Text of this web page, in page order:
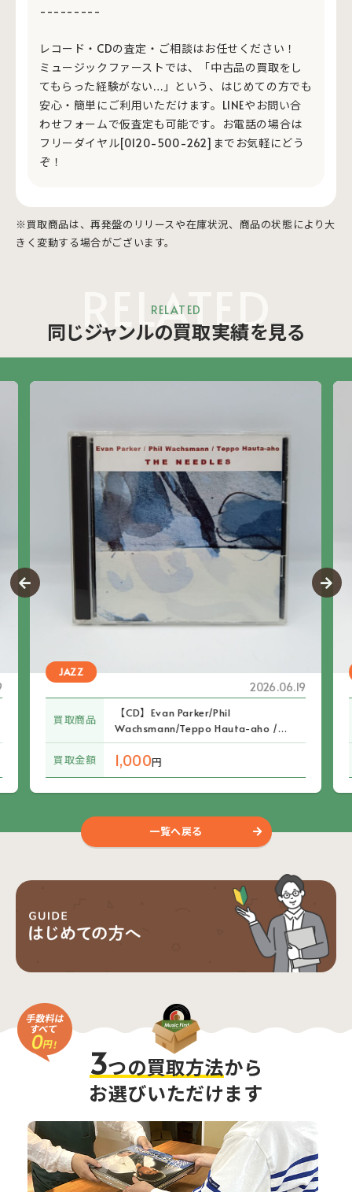
---------
レコード・CDの査定・ご相談はお任せください！
ミュージックファーストでは、「中古品の買取をし
てもらった経験がない…」という、はじめての方でも
安心・簡単にご利用いただけます。LINEやお問い合
わせフォームで仮査定も可能です。お電話の場合は
フリーダイヤル[0120-500-262]までお気軽にどう
ぞ！
※買取商品は、再発盤のリリースや在庫状況、商品の状態により大
きく変動する場合がございます。
RELATED
RELATED
同じジャンルの買取実績を見る
JAZZ
2026.06.19
買取商品
【CD】Evan Parker/Phil
Wachsmann/Teppo Hauta-aho /
The Needles (CD LR 348/349)
買取金額
1,000円
一覧へ戻る
3つの買取方法から
お選びいただけます